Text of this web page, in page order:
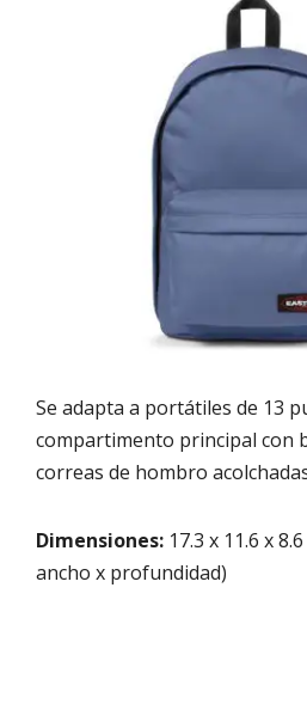
Se adapta a portátiles de 13
compartimento principal con
correas de hombro
Dimensiones: 17.3 x 11.6 x
ancho x profundidad)